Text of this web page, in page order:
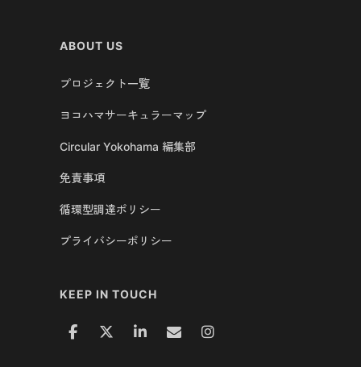
ABOUT US
プロジェクト一覧
ヨコハマサーキュラーマップ
Circular Yokohama 編集部
免責事項
循環型調達ポリシー
プライバシーポリシー
KEEP IN TOUCH